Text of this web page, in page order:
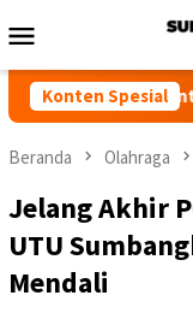
ke
Mobile
Konten Spesial
Usut Tuntas
Beranda Olahraga
Jelang Akhir
UTU
Mendali